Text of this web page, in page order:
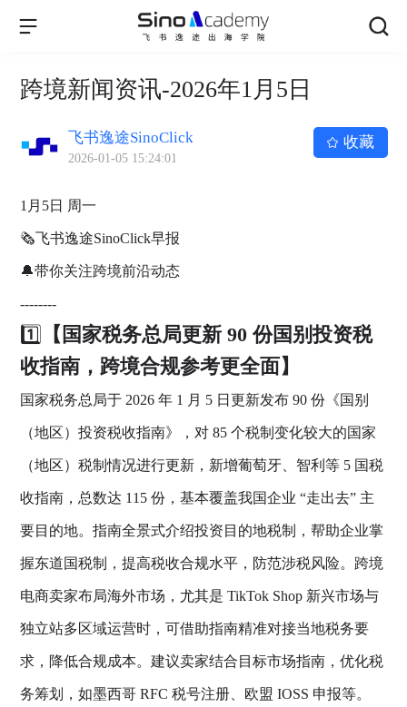
跨境新闻资讯-2026年1月5日
飞书逸途SinoClick
2026-01-05 15:24:01
收藏
1月5日 周一
🗞飞书逸途SinoClick早报
🔔带你关注跨境前沿动态
--------
1️⃣
【国家税务总局更新 90 份国别投资税
收指南，跨境合规参考更全面】
国家税务总局于 2026 年 1 月 5 日更新发布 90 份《国别
（地区）投资税收指南》，对 85 个税制变化较大的国家
（地区）税制情况进行更新，新增葡萄牙、智利等 5 国税
收指南，总数达 115 份，基本覆盖我国企业 “走出去” 主
要目的地。指南全景式介绍投资目的地税制，帮助企业掌
握东道国税制，提高税收合规水平，防范涉税风险。跨境
电商卖家布局海外市场，尤其是 TikTok Shop 新兴市场与
独立站多区域运营时，可借助指南精准对接当地税务要
求，降低合规成本。建议卖家结合目标市场指南，优化税
务筹划，如墨西哥 RFC 税号注册、欧盟 IOSS 申报等。